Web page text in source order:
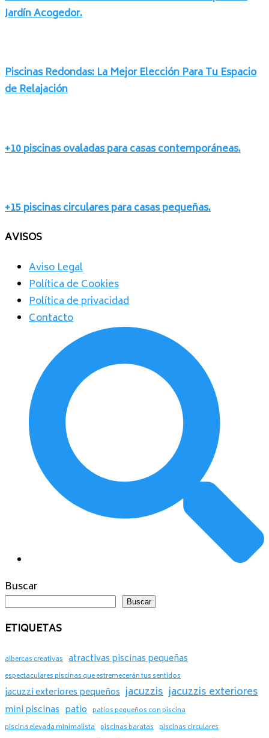
Jardín Acogedor.
Piscinas Redondas: La Mejor Elección Para Tu Espacio
de Relajación
+10 piscinas ovaladas para casas contemporáneas.
+15 piscinas circulares para casas pequeñas.
AVISOS
Aviso Legal
Política de Cookies
Política de privacidad
Contacto
Buscar
Buscar
ETIQUETAS
albercas creativas atractivas piscinas pequeñas
espectaculares piscinas que estremecerán tus sentidos
jacuzzi exteriores pequeños jacuzzis jacuzzis exteriores
mini piscinas patio patios pequeños con piscina
piscina elevada minimalista piscinas baratas piscinas circulares